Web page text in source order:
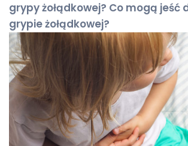
grypy żołądkowej? Co mogą jeść
grypie żołądkowej?